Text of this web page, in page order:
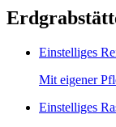
Einstelliges
Mit eigener
Einstelliges